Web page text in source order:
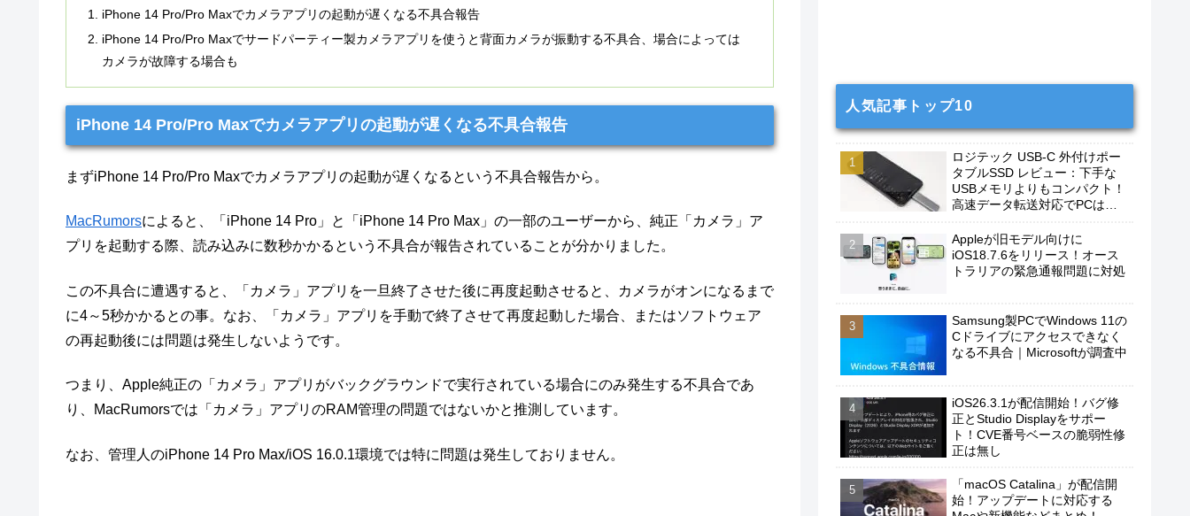
iPhone 14 Pro/Pro Maxでカメラアプリの起動が遅くなる不具合報告
iPhone 14 Pro/Pro Maxでサードパーティー製カメラアプリを使うと背面カメラが振動する不具合、場合によっては
カメラが故障する場合も
iPhone 14 Pro/Pro Maxでカメラアプリの起動が遅くなる不具合報告
まずiPhone 14 Pro/Pro Maxでカメラアプリの起動が遅くなるという不具合報告から。
MacRumorsによると、「iPhone 14 Pro」と「iPhone 14 Pro Max」の一部のユーザーから、純正「カメラ」ア
プリを起動する際、読み込みに数秒かかるという不具合が報告されていることが分かりました。
この不具合に遭遇すると、「カメラ」アプリを一旦終了させた後に再度起動させると、カメラがオンになるまで
に4～5秒かかるとの事。なお、「カメラ」アプリを手動で終了させて再度起動した場合、またはソフトウェア
の再起動後には問題は発生しないようです。
つまり、Apple純正の「カメラ」アプリがバックグラウンドで実行されている場合にのみ発生する不具合であ
り、MacRumorsでは「カメラ」アプリのRAM管理の問題ではないかと推測しています。
なお、管理人のiPhone 14 Pro Max/iOS 16.0.1環境では特に問題は発生しておりません。
人気記事トップ10
ロジテック USB-C 外付けポー
タブルSSD レビュー：下手な
USBメモリよりもコンパクト！
高速データ転送対応でPCは勿
もおすすめ！
Appleが旧モデル向けに
iOS18.7.6をリリース！オース
トラリアの緊急通報問題に対処
Samsung製PCでWindows 11の
Cドライブにアクセスできなく
なる不具合｜Microsoftが調査中
iOS26.3.1が配信開始！バグ修
正とStudio Displayをサポー
ト！CVE番号ベースの脆弱性修
正は無し
「macOS Catalina」が配信開
始！アップデートに対応する